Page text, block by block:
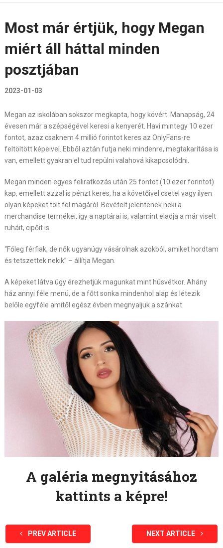
Most már értjük, hogy Megan
miért áll háttal minden
posztjában
2023-01-03
Megan az iskolában sokszor megkapta, hogy kövért. Manapság, 24
évesen már a szépségével keresi a kenyerét. Havi mintegy 10 ezer
fontot, azaz csaknem 4 millió forintot keres az OnlyFans-re
feltöltött képeivel. Ebből aztán futja neki mindenre, megtakarítása is
van, emellett gyakran el tud repülni valahová kikapcsolódni.
Megan minden egyes feliratkozás után 25 fontot (10 ezer forintot)
kap, emellett azzal is pénzt keres, ha a követőivel csetel vagy ilyen
olyan képeket tölt fel magáról. Bevételt jelentenek neki a
merchandise termékei, így a naptárai is, valamint eladja a már viselt
ruháit, cipőit is.
“Főleg férfiak, de nők ugyanúgy vásárolnak azokból, amiket hordtam
és tetszettek nekik” – állítja Megan.
A képeket látva úgy érezhetjük magunkat mint húsvétkor. Ahány
ház annyi féle menü, de a főtt sonka mindenhol alap és létezik
belőle egyféle amitől egész évben megnyaljuk a szánkat.
A galéria megnyitásához
kattints a képre!
PREV ARTICLE NEXT ARTICLE